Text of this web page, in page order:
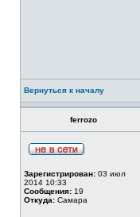
Вернуться к началу
ferrozo
Зарегистрирован: 03 июл
2014 10:33
Сообщения: 19
Откуда: Самара